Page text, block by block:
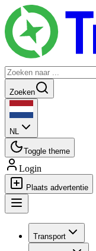
Zoeken
NL
Toggle theme
Login
Plaats advertentie
Transport